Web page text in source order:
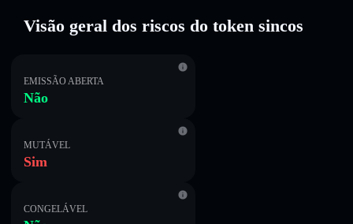
Visão geral dos riscos do token sincos
EMISSÃO ABERTA
Não
MUTÁVEL
Sim
CONGELÁVEL